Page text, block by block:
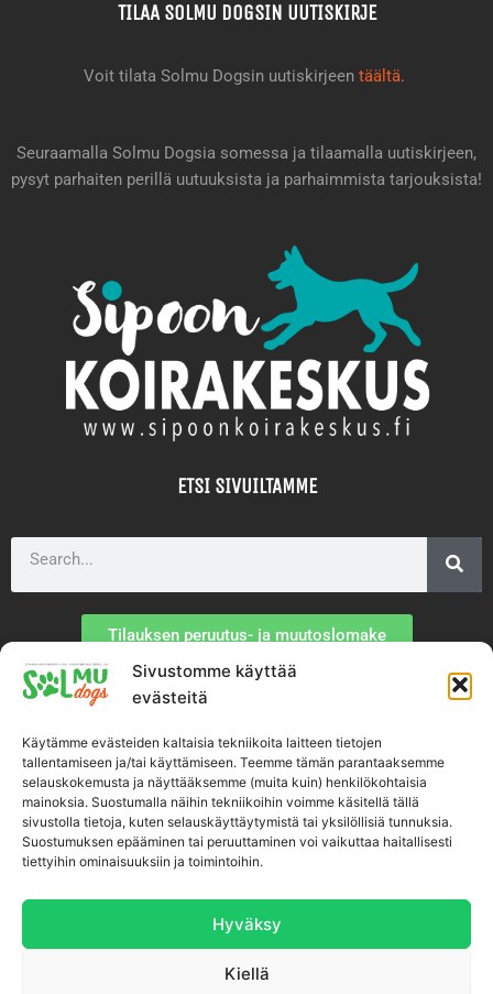
Sivustomme käyttää
evästeitä
Käytämme evästeiden kaltaisia tekniikoita laitteen tietojen
tallentamiseen ja/tai käyttämiseen. Teemme tämän parantaaksemme
selauskokemusta ja näyttääksemme (muita kuin) henkilökohtaisia
mainoksia. Suostumalla näihin tekniikoihin voimme käsitellä tällä
sivustolla tietoja, kuten selauskäyttäytymistä tai yksilöllisiä tunnuksia.
Suostumuksen epääminen tai peruuttaminen voi vaikuttaa haitallisesti
tiettyihin ominaisuuksiin ja toimintoihin.
Hyväksy
Kiellä
e
o
t
g
m
t
a
t
k
TILAA SOLMU DOGSIN UUTISKIRJE
Voit tilata Solmu Dogsin uutiskirjeen täältä.
Seuraamalla Solmu Dogsia somessa ja tilaamalla uutiskirjeen,
pysyt parhaiten perillä uutuuksista ja parhaimmista tarjouksista!
ETSI SIVUILTAMME
Tilauksen peruutus- ja muutoslomake
TIETOA MEISTÄ
Toimitusehdot
Tietosuojaseloste
Tietoa tuotteistamme
Tietoa yrityksestä
Tuotemerkit